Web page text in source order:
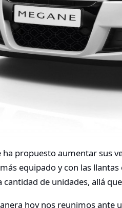
ha propuesto aumentar sus
equipado y con las
cantidad de unidades, allá
hoy nos reunimos ante